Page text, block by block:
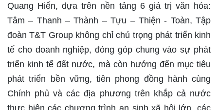
Quang Hiển, dựa trên nền tảng 6 giá trị văn hóa:
Tâm – Thanh – Thành – Tựu – Thiện - Toàn, Tập
đoàn T&T Group không chỉ chú trọng phát triển kinh
tế cho doanh nghiệp, đóng góp chung vào sự phát
triển kinh tế đất nước, mà còn hướng đến mục tiêu
phát triển bền vững, tiên phong đồng hành cùng
Chính phủ và các địa phương trên khắp cả nước
thực hiện các chương trình an sinh xã hội lớn, các